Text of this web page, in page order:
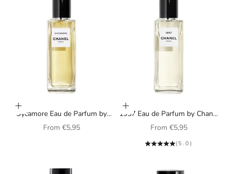
Choose options
Sycamore Eau de Parfum by
Chanel (unisex)
Sale price
From €5,95
Choose options
1957 Eau de Parfum by Chanel
(unisex)
Sale price
From €5,95
(5.0)